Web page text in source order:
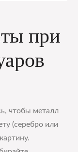
при
чтобы металл
(серебро или